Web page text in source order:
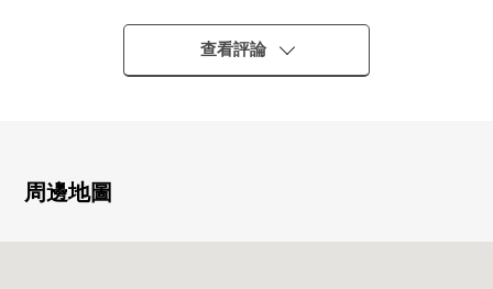
0 陽光、通風良好
0 全居室收納有
0 2面陽台
查看評論
周邊地圖